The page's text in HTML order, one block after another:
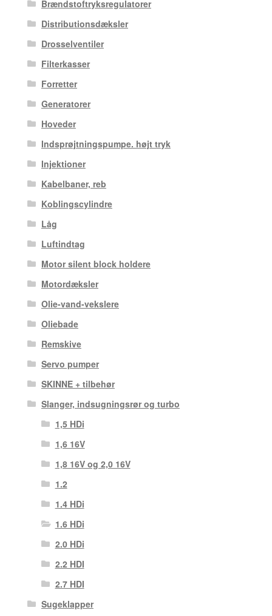
Brændstoftryksregulatorer
Distributionsdæksler
Drosselventiler
Filterkasser
Forretter
Generatorer
Hoveder
Indsprøjtningspumpe. højt tryk
Injektioner
Kabelbaner, reb
Koblingscylindre
Låg
Luftindtag
Motor silent block holdere
Motordæksler
Olie-vand-vekslere
Oliebade
Remskive
Servo pumper
SKINNE + tilbehør
Slanger, indsugningsrør og turbo
1,5 HDi
1,6 16V
1,8 16V og 2,0 16V
1.2
1.4 HDi
1.6 HDi
2.0 HDi
2.2 HDI
2.7 HDI
Sugeklapper